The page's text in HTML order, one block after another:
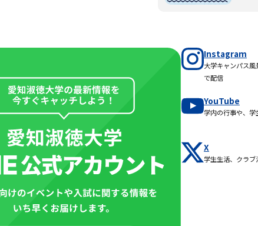
Instagram
大学キャンパス
で配信
YouTube
学内の行事や、
X
学生生活、クラ